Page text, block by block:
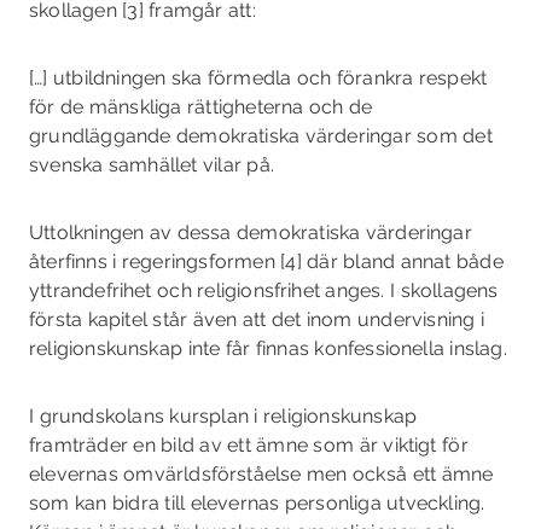
skollagen [3] framgår att:
[…] utbildningen ska förmedla och förankra respekt
för de mänskliga rät­tigheterna och de
grundläggande demokratiska värderingar som det
svenska samhället vilar på.
Uttolkningen av dessa demokratiska värderingar
återfinns i regeringsformen [4] där bland annat både
yttrandefrihet och religionsfrihet anges. I skollagens
första kapitel står även att det inom undervisning i
religionskunskap inte får finnas konfessionella inslag.
I grundskolans kursplan i religionskunskap
framträder en bild av ett ämne som är viktigt för
elevernas omvärldsförståelse men också ett ämne
som kan bidra till elevernas personliga utveckling.